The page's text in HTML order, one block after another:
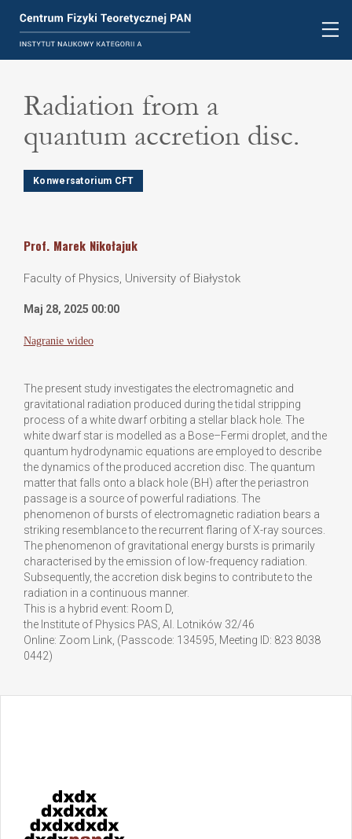
Radiation from a
quantum accretion disc.
Konwersatorium CFT
Prof. Marek Nikołajuk
Faculty of Physics, University of Białystok
Maj 28, 2025 00:00
Nagranie wideo
The present study investigates the electromagnetic and
gravitational radiation produced during the tidal stripping
process of a white dwarf orbiting a stellar black hole. The
white dwarf star is modelled as a Bose–Fermi droplet, and the
quantum hydrodynamic equations are employed to describe
the dynamics of the produced accretion disc. The quantum
matter that falls onto a black hole (BH) after the periastron
passage is a source of powerful radiations. The
phenomenon of bursts of electromagnetic radiation bears a
striking resemblance to the recurrent flaring of X-ray sources.
The phenomenon of gravitational energy bursts is primarily
characterised by the emission of low-frequency radiation.
Subsequently, the accretion disk begins to contribute to the
radiation in a continuous manner.
This is a hybrid event: Room D,
the Institute of Physics PAS, Al. Lotników 32/46
Online: Zoom Link, (Passcode: 134595, Meeting ID: 823 8038
0442)